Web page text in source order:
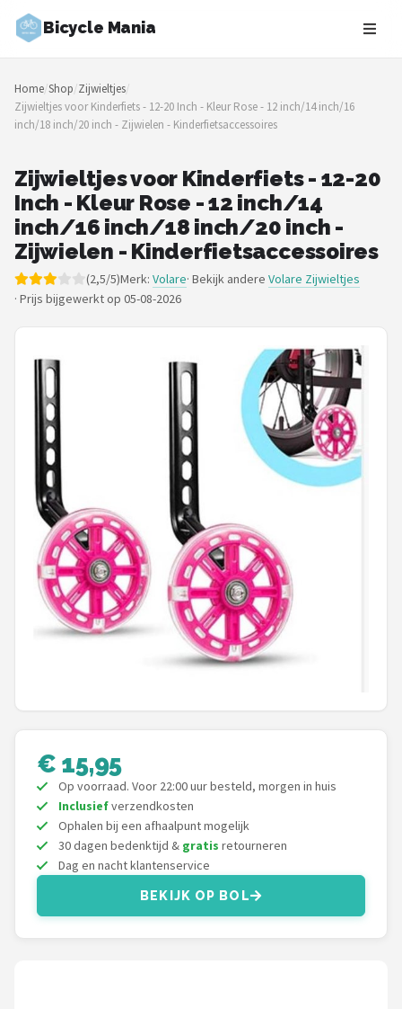
Bicycle Mania
Zoeken
NAVIGATIE
Shop
Merken
Blog
Fietsroutes
Kinderfietsen
Elektrische fietsen
Mountainbikes
Shop
POPULAIRE MERKEN
Basil
Volare
ABUS
BBB Cycling
Schwalbe
Voltano
Cortina
Home/Shop/Zijwieltjes/
Zijwieltjes voor Kinderfiets - 12-20 Inch - Kleur Rose - 12 inch/14 inch/16
inch/18 inch/20 inch - Zijwielen - Kinderfietsaccessoires
Zijwieltjes voor Kinderfiets - 12-20
Inch - Kleur Rose - 12 inch/14
inch/16 inch/18 inch/20 inch -
Zijwielen - Kinderfietsaccessoires
(2,5/5)Merk: Volare· Bekijk andere Volare Zijwieltjes
· Prijs bijgewerkt op 05-08-2026
€ 15,95
Op voorraad. Voor 22:00 uur besteld, morgen in huis
Inclusiefverzendkosten
Ophalen bij een afhaalpunt mogelijk
30 dagen bedenktijd & gratis retourneren
Dag en nacht klantenservice
BEKIJK OP BOL